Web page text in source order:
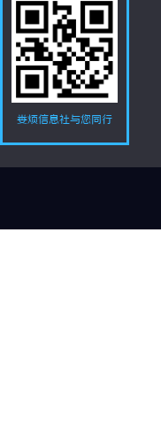
娄烦信息社与您同行